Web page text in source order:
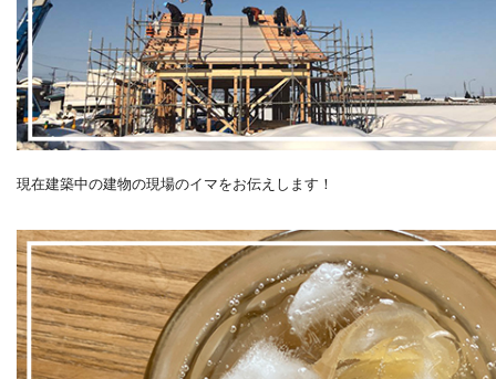
現在建築中の建物の現場のイマをお伝えします！